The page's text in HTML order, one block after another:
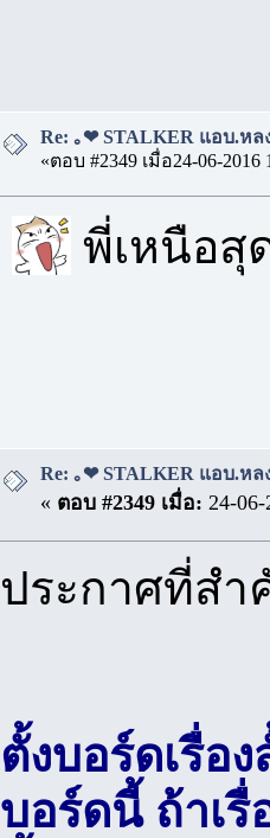
Re: ｡❤ STALKER แอบ.หล
«ตอบ #2349 เมื่อ24-06-2016
พี่เหนือสุ
Re: ｡❤ STALKER แอบ.หล
« ตอบ #2349 เมื่อ: 24-06-
ประกาศที่ส
ตั้งบอร์ดเรื่อ
บอร์ดนี้ ถ้าเ